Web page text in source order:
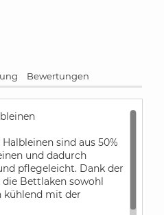
Bewertungen
sind aus 50%
und dadurch
pflegeleicht. Dank der
Bettlaken sowohl
kühlend mit der